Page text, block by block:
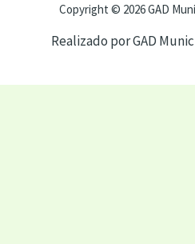
Copyright © 2026 GAD
Realizado por GAD